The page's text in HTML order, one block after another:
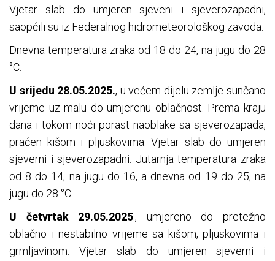
Vjetar slab do umjeren sjeveni i sjeverozapadni,
saopćili su iz Federalnog hidrometeorološkog zavoda.
Dnevna temperatura zraka od 18 do 24, na jugu do 28
°C.
U srijedu 28.05.2025., u većem dijelu zemlje sunčano
vrijeme uz malu do umjerenu oblačnost. Prema kraju
dana i tokom noći porast naoblake sa sjeverozapada,
praćen kišom i pljuskovima. Vjetar slab do umjeren
sjeverni i sjeverozapadni. Jutarnja temperatura zraka
od 8 do 14, na jugu do 16, a dnevna od 19 do 25, na
jugu do 28 °C.
U četvrtak 29.05.2025., umjereno do pretežno
oblačno i nestabilno vrijeme sa kišom, pljuskovima i
grmljavinom. Vjetar slab do umjeren sjeverni i